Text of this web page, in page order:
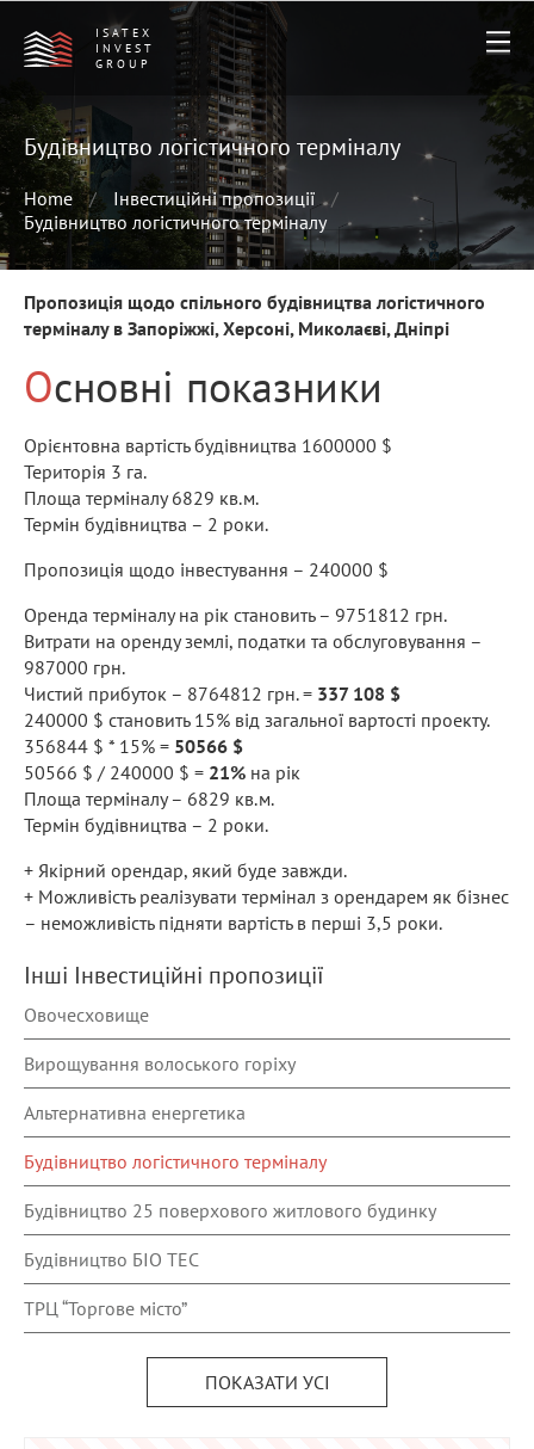
ISATEX
INVEST
GROUP
Будівництво логістичного терміналу
Home
Інвестиційні пропозиції
Будівництво логістичного терміналу
Пропозиція щодо спільного будівництва логістичного
терміналу в Запоріжжі, Херсоні, Миколаєві, Дніпрі
Основні показники
Орієнтовна вартість будівництва 1600000 $
Територія 3 га.
Площа терміналу 6829 кв.м.
Термін будівництва – 2 роки.
Пропозиція щодо інвестування – 240000 $
Оренда терміналу на рік становить – 9751812 грн.
Витрати на оренду землі, податки та обслуговування –
987000 грн.
Чистий прибуток – 8764812 грн. = 337 108 $
240000 $ становить 15% від загальної вартості проекту.
356844 $ * 15% = 50566 $
50566 $ / 240000 $ = 21% на рік
Площа терміналу – 6829 кв.м.
Термін будівництва – 2 роки.
+ Якірний орендар, який буде завжди.
+ Можливість реалізувати термінал з орендарем як бізнес
– неможливість підняти вартість в перші 3,5 роки.
Інші Інвестиційні пропозиції
Овочесховище
Вирощування волоського горіху
Альтернативна енергетика
Будівництво логістичного терміналу
Будівництво 25 поверхового житлового будинку
Будівництво БІО ТЕС
ТРЦ “Торгове місто”
ПОКАЗАТИ УСІ